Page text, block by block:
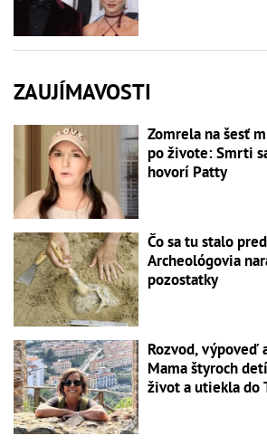
ZAUJÍMAVOSTI
Zomrela na šesť
po živote: Smrti
hovorí Patty
Čo sa tu stalo
Archeológovia
pozostatky
Rozvod, výpoveď
Mama štyroch
život a utiekla do